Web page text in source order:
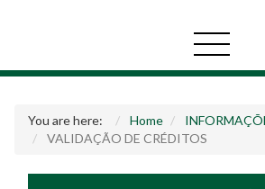
You are here: Home
VALIDAÇÃO DE CRÉDITOS